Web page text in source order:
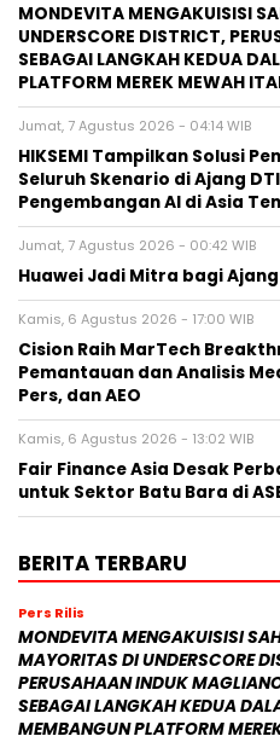
MONDEVITA MENGAKUISISI
UNDERSCORE DISTRICT,
SEBAGAI LANGKAH KEDUA
PLATFORM MEREK MEWAH
Jumat, 7 Agustus 2026 - 04:14 WIB
HIKSEMI Tampilkan Solusi
Seluruh Skenario di Ajang
Pengembangan AI di Asia
Jumat, 7 Agustus 2026 - 00:42 WIB
Huawei Jadi Mitra bagi Ajang
Kamis, 6 Agustus 2026 - 17:00 WIB
Cision Raih MarTech
Pemantauan dan Analisis
Pers, dan AEO
Kamis, 6 Agustus 2026 - 13:02 WIB
Fair Finance Asia Desak
untuk Sektor Batu Bara di
BERITA TERBARU
Pers Rilis
MONDEVITA MENGAKUISISI
MAYORITAS DI UNDERSCORE
PERUSAHAAN INDUK
SEBAGAI LANGKAH KEDUA
MEMBANGUN PLATFORM